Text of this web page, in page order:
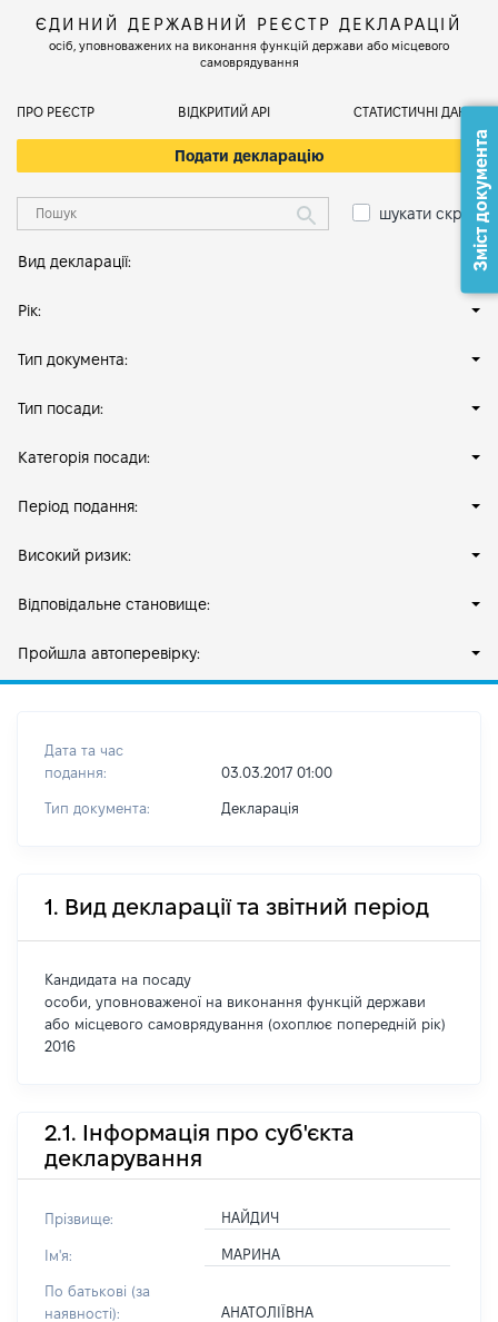
ЄДИНИЙ ДЕРЖАВНИЙ РЕЄСТР ДЕКЛАРАЦІЙ
осіб, уповноважених на виконання функцій держави або місцевого
самоврядування
ПРО РЕЄСТР ВІДКРИТИЙ АРІ СТАТИСТИЧНІ ДАНІ
Подати декларацію
шукати скрізь
Вид декларації:
Рік:
Тип документа:
Тип посади:
Категорія посади:
Період подання:
Високий ризик:
Відповідальне становище:
Пройшла автоперевірку:
Дата та час
подання:
03.03.2017 01:00
Тип документа: Декларація
1. Вид декларації та звітний період
Кандидата на посаду
особи, уповноваженої на виконання функцій держави
або місцевого самоврядування (охоплює попередній рік)
2016
2.1. Інформація про суб'єкта
декларування
Прізвище: НАЙДИЧ
Ім'я: МАРИНА
По батькові (за
наявності):
АНАТОЛІЇВНА
Зміст документа